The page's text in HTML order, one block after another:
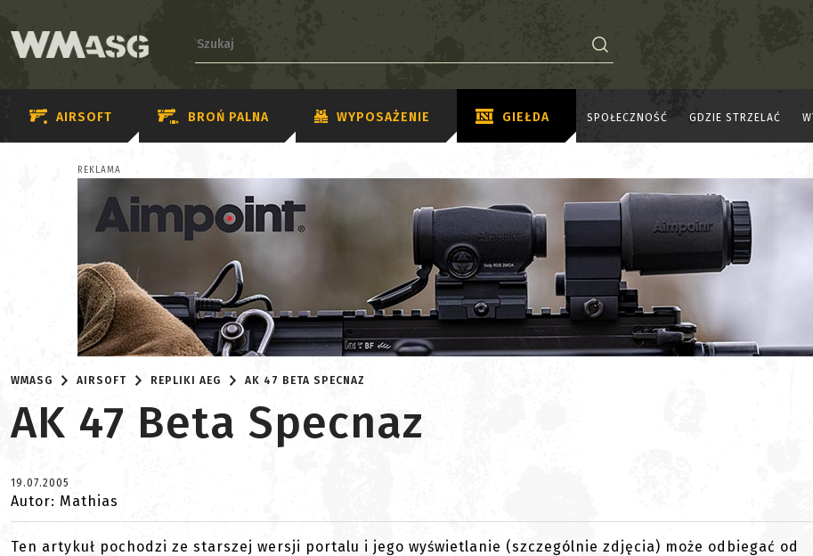
AIRSOFT BROŃ PALNA WYPOSAŻENIE GIEŁDA SPOŁECZNOŚĆ GDZIE STRZELAĆ
REKLAMA
WMASG AIRSOFT REPLIKI AEG AK 47 BETA SPECNAZ
AK 47 Beta Specnaz
19.07.2005
Autor: Mathias
Ten artykuł pochodzi ze starszej wersji portalu i jego wyświetlanie (szczególnie zdjęcia) może odbiegać od